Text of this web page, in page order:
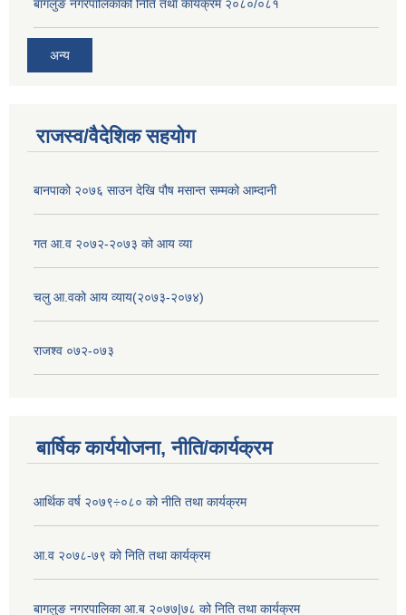
बागलुङ नगरपालिकाको निति तथा कार्यक्रम २०८०/०८१
अन्य
राजस्व/वैदेशिक सहयोग
बानपाको २०७६ साउन देखि पौष मसान्त सम्मको आम्दानी
गत आ.व २०७२-२०७३ को आय व्या
चलु आ.वको आय व्याय(२०७३-२०७४)
राजश्व ०७२-०७३
बार्षिक कार्ययोजना, नीति/कार्यक्रम
आर्थिक वर्ष २०७९÷०८० को नीति तथा कार्यक्रम
आ.व २०७८-७९ को निति तथा कार्यक्रम
बागलुङ नगरपालिका आ.ब २०७७|७८ को निति तथा कार्यक्रम